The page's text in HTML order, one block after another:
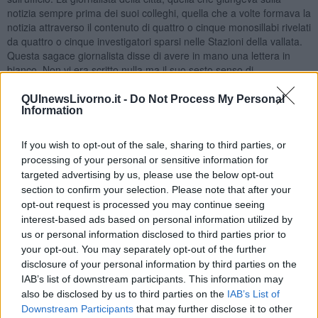
QUInewsLivorno.it - Do Not Process My Personal
Information
If you wish to opt-out of the sale, sharing to third parties, or
processing of your personal or sensitive information for
targeted advertising by us, please use the below opt-out
section to confirm your selection. Please note that after your
opt-out request is processed you may continue seeing
interest-based ads based on personal information utilized by
us or personal information disclosed to third parties prior to
your opt-out. You may separately opt-out of the further
disclosure of your personal information by third parties on the
IAB’s list of downstream participants. This information may
also be disclosed by us to third parties on the IAB’s List of
Downstream Participants that may further disclose it to other
notizia sempre prima dei suoi colleghi, quella che a volte formava la
notizia attraverso il contenuto di quattro o cinque monosillabi rivelati
da quattro o cinque investigatori sparsi nelle Stazioni della vallata.
Questa sagace giornalista disse di avere in mano una lettera in
bianco. Non vi era scritto nulla ma il suo sesto senso di
investigatrice prestata alla cronaca locale di un quotidiano, le
faceva presupporre che si trattasse dell'ennesima lettera
dell'autore ignoto che stavolta l'aveva inviata alla sua redazione. I
dare peso alla telefonata e non tenere conto della supposizione
della giornalista che agiva, a loro dire, solo per un tornaconto
personale e di procedere con l’incontro con la stampa. Il
Maresciallo Cometa ricordò ai presenti le parole di Calogero Di
Bella: “il confidente non rivela, suggerisce, mette la notizia buona in
mezzo a tante bugie perché non si fida neanche dei Carabinieri”.
La giornalista, che tutti chiamavano per nome, e solo il maresciallo
Cometa si ostinava chiamarla con un “Lei” istituzionale, giunse in
caserma con la busta gialla in mano. Ci volle poco per compararla,
e osservare che la busta proveniva dallo stesso lotto di produzione
delle precedenti. Il foglio invece era bianco con delle venature
giallognole. Il pezzo di carta passò fra le mani dei presenti, quasi a